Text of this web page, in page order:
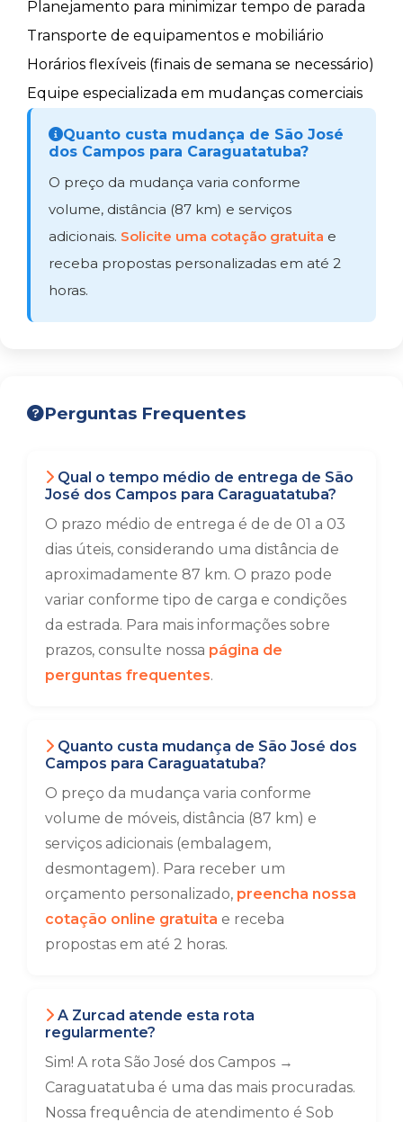
Planejamento para minimizar tempo de parada
Transporte de equipamentos e mobiliário
Horários flexíveis (finais de semana se necessário)
Equipe especializada em mudanças comerciais
Quanto custa mudança de São José
dos Campos para Caraguatatuba?
O preço da mudança varia conforme
volume, distância (87 km) e serviços
adicionais. Solicite uma cotação gratuita e
receba propostas personalizadas em até 2
horas.
Perguntas Frequentes
Qual o tempo médio de entrega de São
José dos Campos para Caraguatatuba?
O prazo médio de entrega é de de 01 a 03
dias úteis, considerando uma distância de
aproximadamente 87 km. O prazo pode
variar conforme tipo de carga e condições
da estrada. Para mais informações sobre
prazos, consulte nossa página de
perguntas frequentes.
Quanto custa mudança de São José dos
Campos para Caraguatatuba?
O preço da mudança varia conforme
volume de móveis, distância (87 km) e
serviços adicionais (embalagem,
desmontagem). Para receber um
orçamento personalizado, preencha nossa
cotação online gratuita e receba
propostas em até 2 horas.
A Zurcad atende esta rota
regularmente?
Sim! A rota São José dos Campos →
Caraguatatuba é uma das mais procuradas.
Nossa frequência de atendimento é Sob